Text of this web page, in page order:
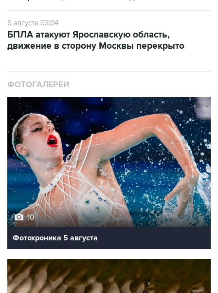
6 августа 03:04
БПЛА атакуют Ярославскую область,
движение в сторону Москвы перекрыто
ФОТОГАЛЕРЕИ
10
Фотохроника 5 августа